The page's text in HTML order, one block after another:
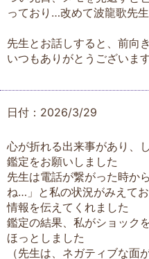
っており…改めて波龍歌先
先生とお話しすると、前向
いつもありがとうございま
日付：2026/3/29
心が折れる出来事があり、
鑑定をお願いしました
先生は電話が繋がった時か
ね…」と私の状況がみえて
情報を伝えてくれました
鑑定の結果、私がショック
ほっとしました
（先生は、ネガティブな面